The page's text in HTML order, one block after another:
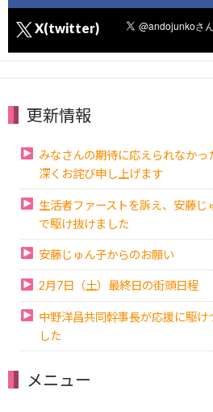
X(twitter)
更新情報
みなさんの期待に応えられなかっ
深くお詫び申し上げます
生活者ファーストを訴え、安藤じ
で駆け抜けました
安藤じゅん子からのお願い
2月7日（土）最終日の街頭日程
中野洋昌共同幹事長が応援に駆け
した
メニュー